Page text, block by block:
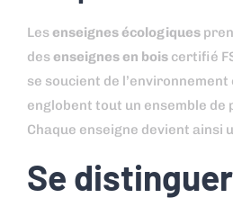
Lesenseignes écologiques
desenseignes en bois certifié
se soucient de
englobent tout un ensemble
Chaque enseigne devient ainsi
Se